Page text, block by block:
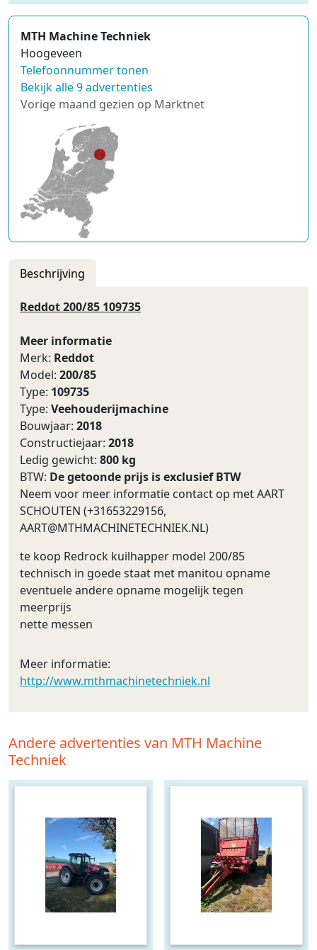
MTH Machine Techniek
Hoogeveen
Telefoonnummer tonen
Bekijk alle 9 advertenties
Vorige maand gezien op Marktnet
Beschrijving
Reddot 200/85 109735
Meer informatie
Merk: Reddot
Model: 200/85
Type: 109735
Type: Veehouderijmachine
Bouwjaar: 2018
Constructiejaar: 2018
Ledig gewicht: 800 kg
BTW: De getoonde prijs is exclusief BTW
Neem voor meer informatie contact op met AART
SCHOUTEN (+31653229156,
AART@MTHMACHINETECHNIEK.NL)
te koop Redrock kuilhapper model 200/85
technisch in goede staat met manitou opname
eventuele andere opname mogelijk tegen
meerprijs
nette messen
Meer informatie:
http://www.mthmachinetechniek.nl
Andere advertenties van MTH Machine
Techniek